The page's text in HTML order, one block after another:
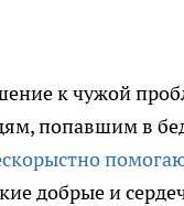
к чужой
попавшим в
добрые и